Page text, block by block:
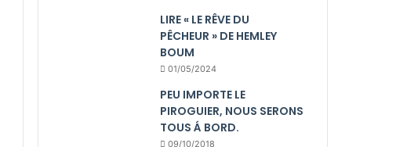
LIRE « LE RÊVE DU
PÊCHEUR » DE HEMLEY
BOUM
01/05/2024
PEU IMPORTE LE
PIROGUIER, NOUS SERONS
TOUS Á BORD.
09/10/2018